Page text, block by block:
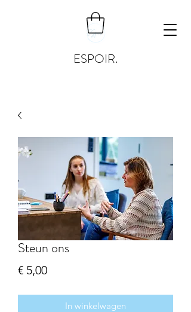
ESPOIR.
Steun ons
€ 5,00Prijs
In winkelwagen